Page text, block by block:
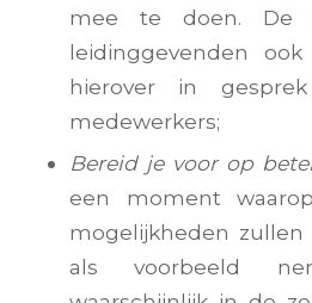
mee te doen. De
leidinggevenden
hierover in
medewerkers;
Bereid je voor op
een moment
mogelijkheden zullen
als voorbeeld